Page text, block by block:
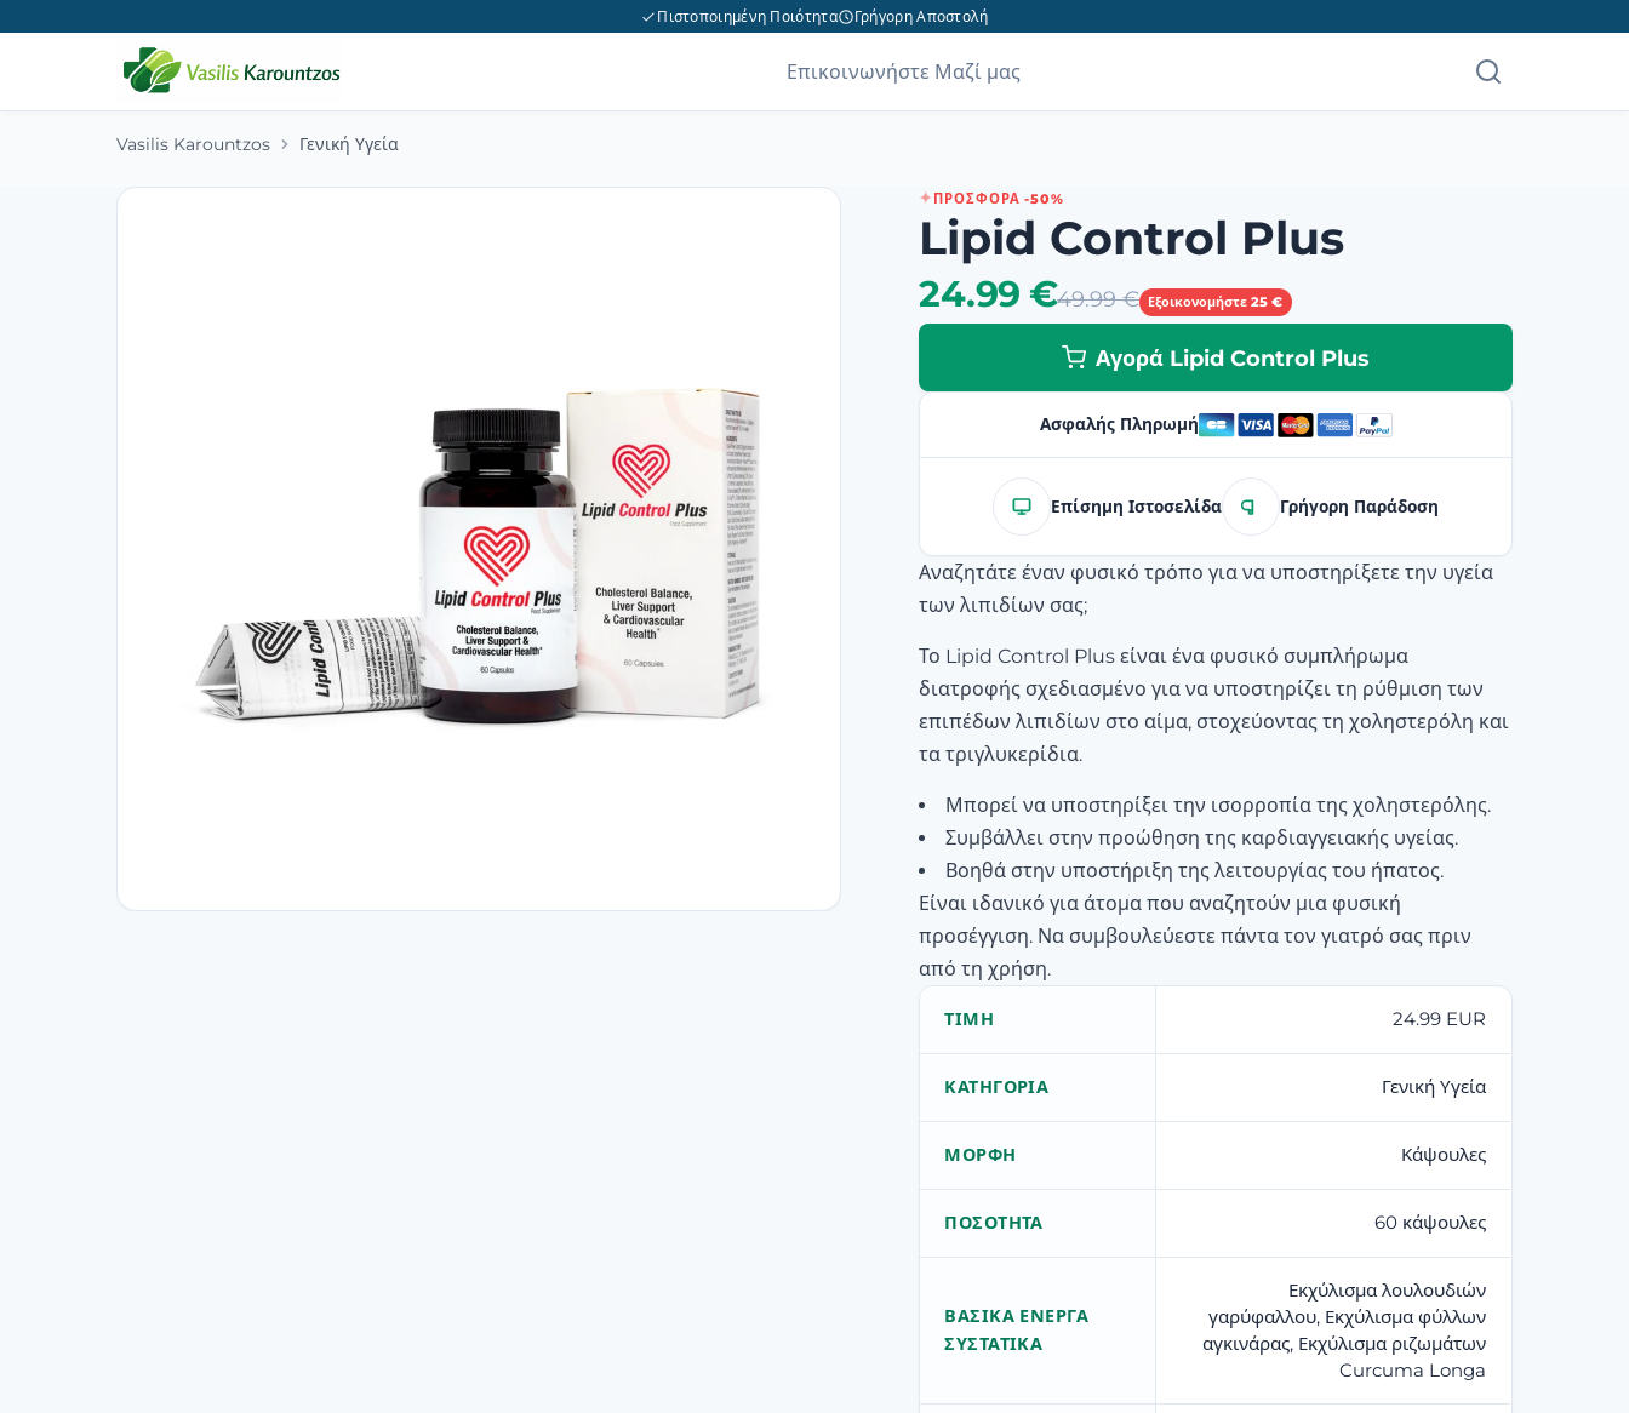
Πιστοποιημένη Ποιότητα Γρήγορη Αποστολή
Επικοινωνήστε Μαζί μας
Vasilis Karountzos Γενική Υγεία
ΠΡΟΣΦΟΡΆ -50%
Lipid Control Plus
24.99 €49.99 € Εξοικονομήστε 25 €
Αγορά Lipid Control Plus
Ασφαλής Πληρωμή
Επίσημη Ιστοσελίδα Γρήγορη Παράδοση
Αναζητάτε έναν φυσικό τρόπο για να υποστηρίξετε την υγεία
των λιπιδίων σας;
Το Lipid Control Plus είναι ένα φυσικό συμπλήρωμα
διατροφής σχεδιασμένο για να υποστηρίζει τη ρύθμιση των
επιπέδων λιπιδίων στο αίμα, στοχεύοντας τη χοληστερόλη και
τα τριγλυκερίδια.
Μπορεί να υποστηρίξει την ισορροπία της χοληστερόλης.
Συμβάλλει στην προώθηση της καρδιαγγειακής υγείας.
Βοηθά στην υποστήριξη της λειτουργίας του ήπατος.
Είναι ιδανικό για άτομα που αναζητούν μια φυσική
προσέγγιση. Να συμβουλεύεστε πάντα τον γιατρό σας πριν
από τη χρήση.
ΤΙΜΉ 24.99 EUR
ΚΑΤΗΓΟΡΊΑ Γενική Υγεία
ΜΟΡΦΉ Κάψουλες
ΠΟΣΌΤΗΤΑ 60 κάψουλες
ΒΑΣΙΚΆ ΕΝΕΡΓΆ
ΣΥΣΤΑΤΙΚΆ
Εκχύλισμα λουλουδιών
γαρύφαλλου, Εκχύλισμα φύλλων
αγκινάρας, Εκχύλισμα ριζωμάτων
Curcuma Longa